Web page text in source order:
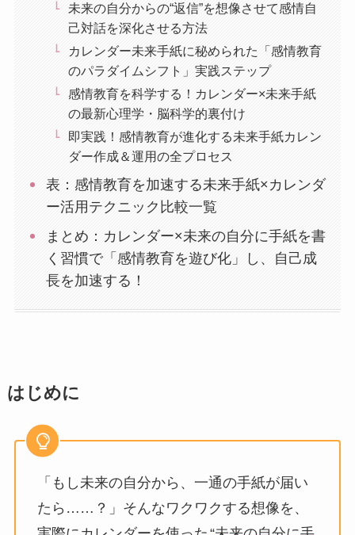
未来の自分からの“返信”を想像させて感情自
己対話を深化させる方法
カレンダー未来手紙に秘められた「感情教育
のパラダイムシフト」実践ステップ
感情教育を科学する！カレンダー×未来手紙
の最新心理学・脳科学的裏付け
即実践！感情教育が進化する未来手紙カレン
ダー作成＆運用の全プロセス
表：感情教育を加速する未来手紙×カレンダ
ー活用テクニック比較一覧
まとめ：カレンダー×未来の自分に手紙を書
く習慣で「感情教育を遊び化」し、自己成
長を加速する！
はじめに
「もし未来の自分から、一通の手紙が届い
たら……？」そんなワクワクする想像を、